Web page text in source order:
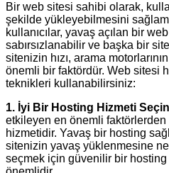
Bir web sitesi sahibi olarak,
şekilde yükleyebilmesini
kullanıcılar, yavaş açılan bir
sabırsızlanabilir ve başka bir
sitenizin hızı, arama
önemli bir faktördür. Web sitesi
teknikleri kullanabilirsiniz:
1. İyi Bir Hosting Hizmeti
etkileyen en önemli faktörlerden
hizmetidir. Yavaş bir hosting
sitenizin yavaş yüklenmesine
seçmek için güvenilir bir hosting